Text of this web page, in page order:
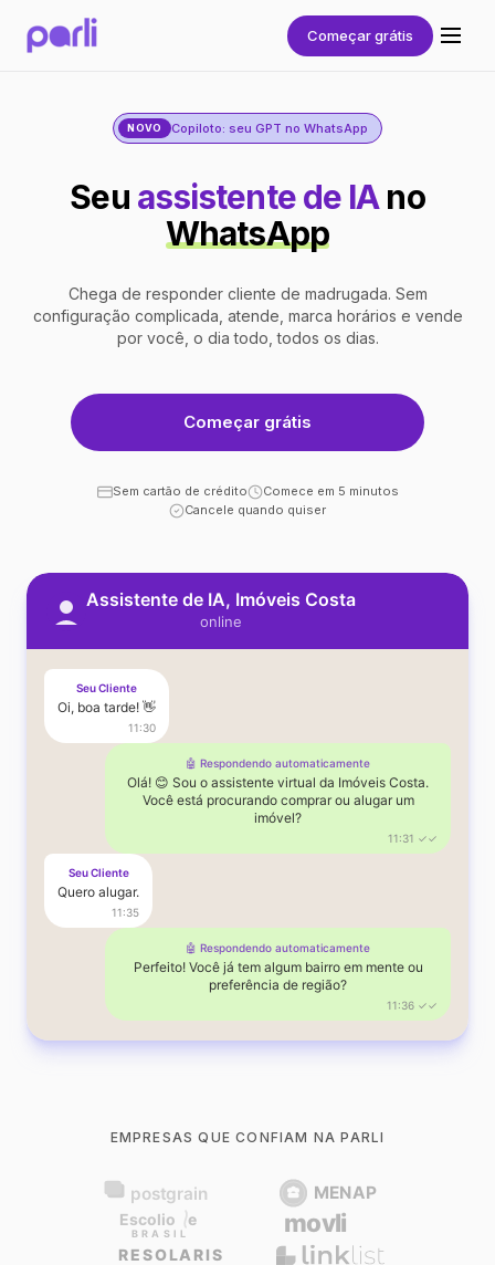
Começar grátis
NOVO Copiloto: seu GPT no WhatsApp
Seu assistente de IAno
WhatsApp
Chega de responder cliente de madrugada. Sem
configuração complicada, atende, marca horários e vende
por você, o dia todo, todos os dias.
Começar grátis
Sem cartão de crédito
Comece em 5 minutos
Cancele quando quiser
Assistente de IA, Imóveis Costa
online
Seu Cliente
Oi, boa tarde! 👋
11:30
🤖 Respondendo automaticamente
Olá! 😊 Sou o assistente virtual da Imóveis Costa.
Você está procurando comprar ou alugar um
imóvel?
11:31 ✓✓
Seu Cliente
Quero alugar.
11:35
🤖 Respondendo automaticamente
Perfeito! Você já tem algum bairro em mente ou
preferência de região?
11:36 ✓✓
EMPRESAS QUE CONFIAM NA PARLI